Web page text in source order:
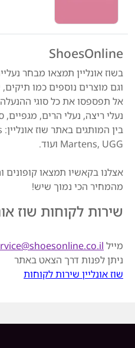
ShoesOnline
בשוז אונליין תמצאו מבחר
וגם מוצרים נוספים כמו תיקים,
נעלי ריצה, נעלי הרים, מגפיים,
Martens, UGG ועוד.
אצלנו בקאשיו תמצאו קופונים
מהמחיר הכי נמוך שיש!
שירות לקוחות שוז
מייל
ניתן לפנות דרך הצאט באתר
שוז אונליין שירות לקוחות